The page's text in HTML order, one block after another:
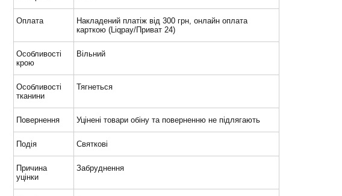
Оплата
Накладений платіж від 300 грн, онлайн оплата
карткою (Liqpay/Приват 24)
Особливості
крою
Вільний
Особливості
тканини
Тягнеться
Повернення Уцінені товари обіну та поверненню не підлягають
Подія Святкові
Причина
уцінки
Забруднення